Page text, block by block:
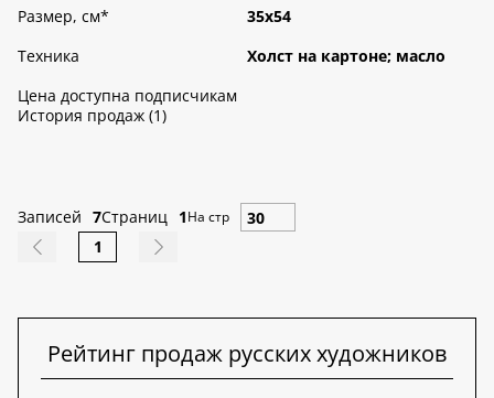
Размер, см*
35х54
Техника
Холст на картоне; масло
Цена доступна подписчикам
История продаж (1)
Записей 7Страниц 1На стр
1
Рейтинг продаж русских художников